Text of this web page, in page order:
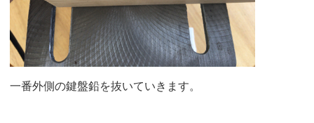
一番外側の鍵盤鉛を抜いていきます。